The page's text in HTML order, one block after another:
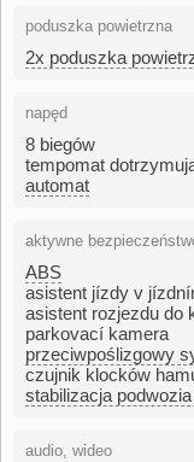
poduszka powietrzna
2x poduszka
napęd
8 biegów
tempomat
automat
aktywne
ABS
asistent jízdy v
asistent rozjezdu do
parkovací kamera
przeciwpoślizgowy
czujnik klocków
stabilizacja
audio, wideo